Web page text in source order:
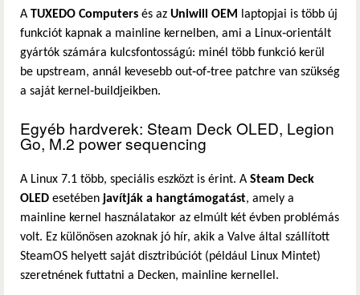
A TUXEDO Computers és az Uniwill OEM
laptopjai is több új
funkciót kapnak a mainline kernelben, ami a Linux‑orientált
gyártók számára kulcsfontosságú: minél több funkció kerül
be upstream, annál kevesebb out‑of‑tree patchre van szükség
a saját kernel‑buildjeikben.
Egyéb hardverek: Steam Deck OLED, Legion
Go, M.2 power sequencing
A Linux 7.1 több, speciális eszközt is érint. A Steam Deck
OLED esetében javítják a hangtámogatást, amely a
mainline kernel használatakor az elmúlt két évben problémás
volt. Ez különösen azoknak jó hír, akik a Valve által szállított
SteamOS helyett saját disztribúciót (például Linux Mintet)
szeretnének futtatni a Decken, mainline kernellel.